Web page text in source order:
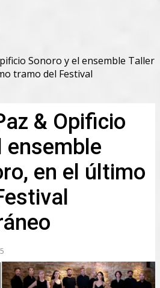
Sonoro y el ensemble Taller
tramo del Festival
& Opificio
ensemble
en el último